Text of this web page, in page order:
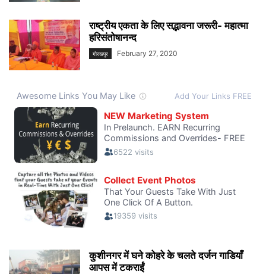
राष्ट्रीय एकता के लिए सद्भावना जरूरी- महात्मा
हरिसंतोषानन्द
गोरखपुर February 27, 2020
कुशीनगर में घने कोहरे के चलते दर्जन गाडियाँ
आपस में टकराईं